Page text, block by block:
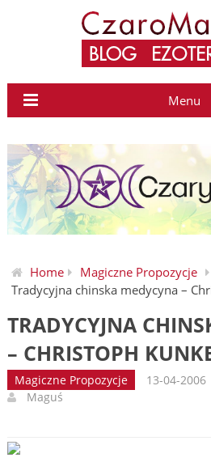
Menu
Home
Magiczne Propozycje
Tradycyjna chinska medycyna –
TRADYCYJNA
– CHRISTOPH
Magiczne Propozycje 13-04-2006
Maguś